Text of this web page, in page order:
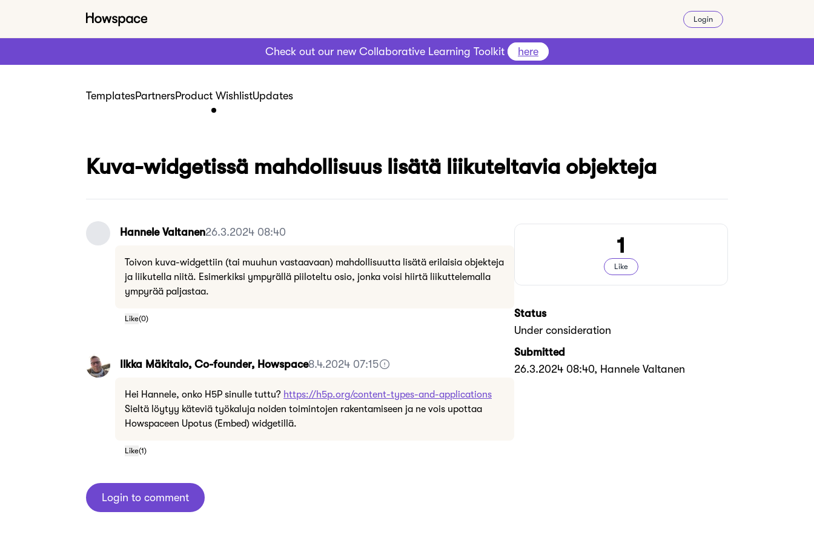
Login
Check out our new Collaborative Learning Toolkit here
TemplatesPartnersProduct WishlistUpdates
Kuva-widgetissä mahdollisuus lisätä liikuteltavia objekteja
Hannele Valtanen26.3.2024 08:40
Toivon kuva-widgettiin (tai muuhun vastaavaan) mahdollisuutta lisätä erilaisia objekteja
ja liikutella niitä. Esimerkiksi ympyrällä piiloteltu osio, jonka voisi hiirtä liikuttelemalla
ympyrää paljastaa.
Like(0)
Ilkka Mäkitalo, Co-founder, Howspace8.4.2024 07:15
Hei Hannele, onko H5P sinulle tuttu? https://h5p.org/content-types-and-applications
Sieltä löytyy käteviä työkaluja noiden toimintojen rakentamiseen ja ne vois upottaa
Howspaceen Upotus (Embed) widgetillä.
Like(1)
Login to comment
1
Like
Status
Under consideration
Submitted
26.3.2024 08:40, Hannele Valtanen